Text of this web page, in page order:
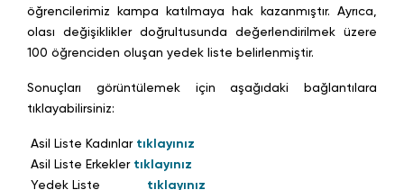
öğrencilerimiz kampa katılmaya hak kazanmıştır. Ayrıca,
olası değişiklikler doğrultusunda değerlendirilmek üzere
100 öğrenciden oluşan yedek liste belirlenmiştir.
Sonuçları görüntülemek için aşağıdaki bağlantılara
tıklayabilirsiniz:
Asil Liste Kadınlar tıklayınız
Asil Liste Erkekler tıklayınız
Yedek Liste tıklayınız